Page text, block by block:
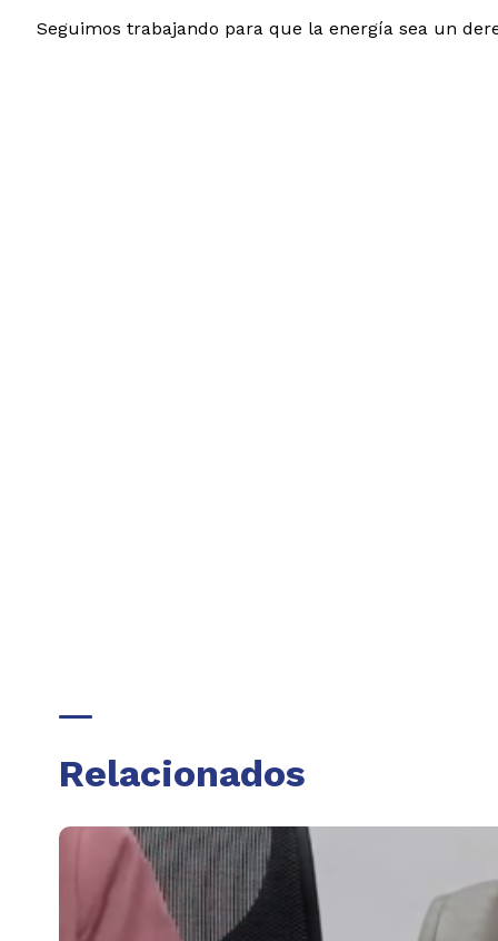
Seguimos trabajando para que la energía sea un
Relacionados